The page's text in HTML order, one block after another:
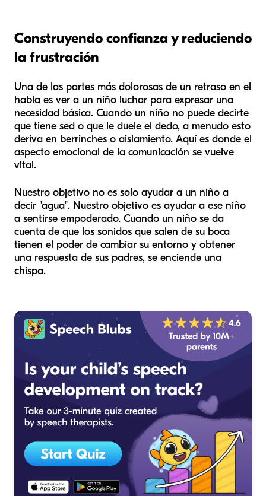
Construyendo confianza y reduciendo
la frustración
Una de las partes más dolorosas de un retraso en el
habla es ver a un niño luchar para expresar una
necesidad básica. Cuando un niño no puede decirte
que tiene sed o que le duele el dedo, a menudo esto
deriva en berrinches o aislamiento. Aquí es donde el
aspecto emocional de la comunicación se vuelve
vital.
Nuestro objetivo no es solo ayudar a un niño a
decir "agua". Nuestro objetivo es ayudar a ese niño
a sentirse empoderado. Cuando un niño se da
cuenta de que los sonidos que salen de su boca
tienen el poder de cambiar su entorno y obtener
una respuesta de sus padres, se enciende una
chispa.